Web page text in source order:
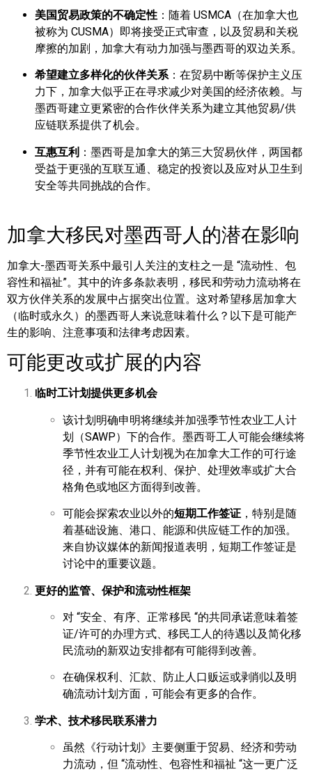
美国贸易政策的不确定性 ：随着 USMCA（在加拿大也
被称为 CUSMA）即将接受正式审查，以及贸易和关税
摩擦的加剧，加拿大有动力加强与墨西哥的双边关系。
希望建立多样化的伙伴关系：在贸易中断等保护主义压
力下，加拿大似乎正在寻求减少对美国的经济依赖。与
墨西哥建立更紧密的合作伙伴关系为建立其他贸易/供
应链联系提供了机会。
互惠互利 ：墨西哥是加拿大的第三大贸易伙伴，两国都
受益于更强的互联互通、稳定的投资以及应对从卫生到
安全等共同挑战的合作。
加拿大移民对墨西哥人的潜在影响
加拿大-墨西哥关系中最引人关注的支柱之一是 “流动性、包
容性和福祉”。其中的许多条款表明，移民和劳动力流动将在
双方伙伴关系的发展中占据突出位置。这对希望移居加拿大
（临时或永久）的墨西哥人来说意味着什么？以下是可能产
生的影响、注意事项和法律考虑因素。
可能更改或扩展的内容
临时工计划提供更多机会
该计划明确申明将继续并加强季节性农业工人计
划（SAWP）下的合作。墨西哥工人可能会继续将
季节性农业工人计划视为在加拿大工作的可行途
径，并有可能在权利、保护、处理效率或扩大合
格角色或地区方面得到改善。
可能会探索农业以外的短期工作签证 ，特别是随
着基础设施、港口、能源和供应链工作的加强。
来自协议媒体的新闻报道表明，短期工作签证是
讨论中的重要议题。
更好的监管、保护和流动性框架
对 “安全、有序、正常移民 “的共同承诺意味着签
证/许可的办理方式、移民工人的待遇以及简化移
民流动的新双边安排都有可能得到改善。
在确保权利、汇款、防止人口贩运或剥削以及明
确流动计划方面，可能会有更多的合作。
学术、技术移民联系潜力
虽然《行动计划》主要侧重于贸易、经济和劳动
力流动，但 “流动性、包容性和福祉 “这一更广泛